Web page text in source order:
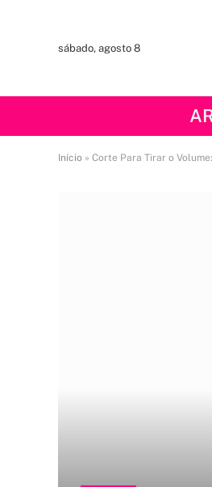
sábado, agosto 8
Início » Corte Para Tirar o